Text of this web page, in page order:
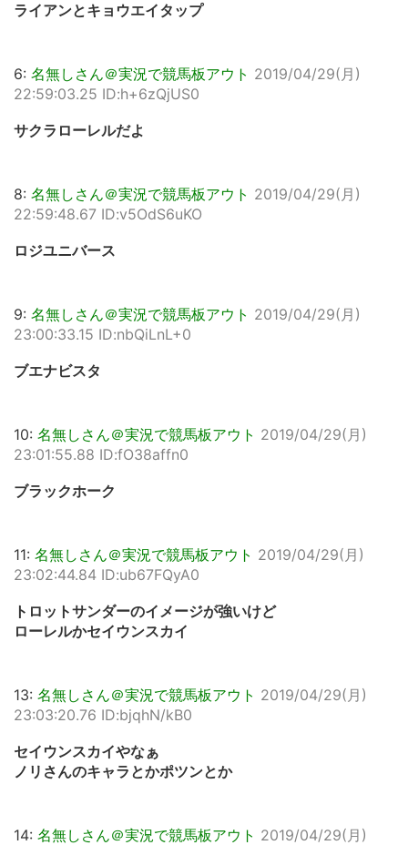
ライアンとキョウエイタップ
6: 名無しさん＠実況で競馬板アウト 2019/04/29(月)
22:59:03.25 ID:h+6zQjUS0
サクラローレルだよ
8: 名無しさん＠実況で競馬板アウト 2019/04/29(月)
22:59:48.67 ID:v5OdS6uKO
ロジユニバース
9: 名無しさん＠実況で競馬板アウト 2019/04/29(月)
23:00:33.15 ID:nbQiLnL+0
ブエナビスタ
10: 名無しさん＠実況で競馬板アウト 2019/04/29(月)
23:01:55.88 ID:fO38affn0
ブラックホーク
11: 名無しさん＠実況で競馬板アウト 2019/04/29(月)
23:02:44.84 ID:ub67FQyA0
トロットサンダーのイメージが強いけど
ローレルかセイウンスカイ
13: 名無しさん＠実況で競馬板アウト 2019/04/29(月)
23:03:20.76 ID:bjqhN/kB0
セイウンスカイやなぁ
ノリさんのキャラとかポツンとか
14: 名無しさん＠実況で競馬板アウト 2019/04/29(月)